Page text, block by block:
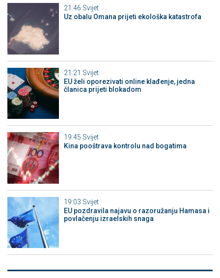
21:46 Svijet
Uz obalu Omana prijeti ekološka katastrofa
21:21 Svijet
EU želi oporezivati online klađenje, jedna
članica prijeti blokadom
19:45 Svijet
Kina pooštrava kontrolu nad bogatima
19:03 Svijet
EU pozdravila najavu o razoružanju Hamasa i
povlačenju izraelskih snaga